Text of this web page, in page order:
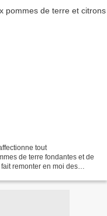
tout
de terre fondantes et de
remonter en moi des